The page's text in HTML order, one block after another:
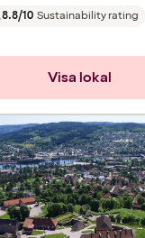
8.8/10 Sustainability rating
Visa lokal